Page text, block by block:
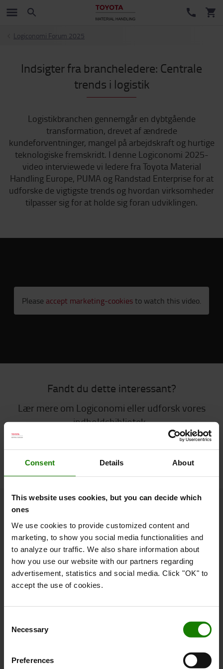
Consent Details About
This website uses cookies, but you can decide which
ones
We use cookies to provide customized content and
marketing, to show you social media functionalities and
to analyze our traffic. We also share information about
how you use our website with our partners regarding
advertisement, statistics and social media. Click "OK" to
accept the use of cookies.
Selection
Necessary
Preferences
Logiconomi Forum 2025
Indsigter fra brancheledere: Centrale
trends i logistik
Logistikbranchen gennemgår en dybtgående
transformation, drevet af ændrede
kundeforventninger, mangel på arbejdskraft og hurtige
teknologiske fremskridt. I denne Logiconomi 2025-
video interviewede vi ledere fra Toyota Material
Handling Europe, PUMA og Randstad Enterprise for at
udforske de vigtigste trends og hvordan virksomheder
tilpasser sig for at holde sig foran udviklingen.
Please accept marketing-cookiesto watch this video.
Fandt du dette interessant?
Lær mere om Logiconomi eller udforsk vores
indholdsbibliotek.
INDHOLDSBIBLIOTEK
Om Toyota
Hvem er vi
Hvorfor vælge Toyota
Kundetilfredshedsundersøgelse
Job hos Toyota Material Handling